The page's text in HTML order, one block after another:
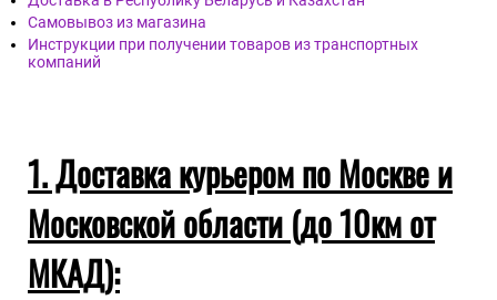
Самовывоз из магазина
Инструкции при получении товаров из транспортных
компаний
1. Доставка курьером по Москве и
Московской области (до 10км от
МКАД):